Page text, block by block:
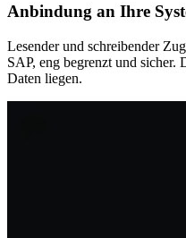
Anbindung an Ihre
Lesender und schreibender
SAP, eng begrenzt und
Daten liegen.